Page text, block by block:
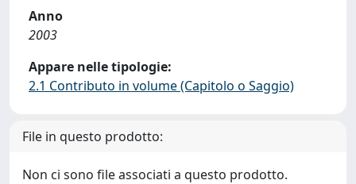
Anno
2003
Appare nelle tipologie:
2.1 Contributo in volume (Capitolo o Saggio)
File in questo prodotto:
Non ci sono file associati a questo prodotto.